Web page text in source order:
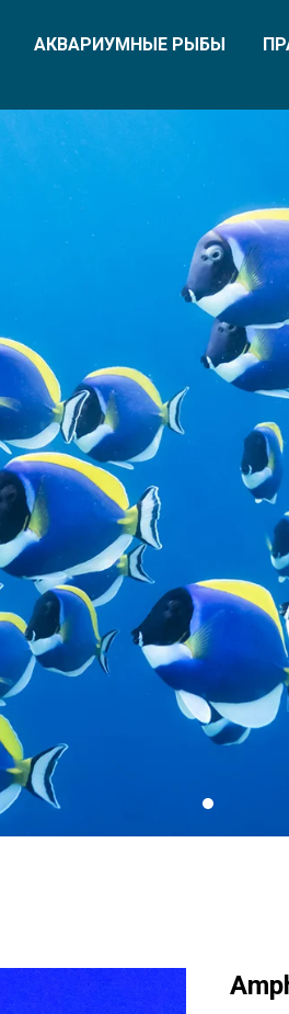
АКВАРИУМНЫЕ РЫБЫ